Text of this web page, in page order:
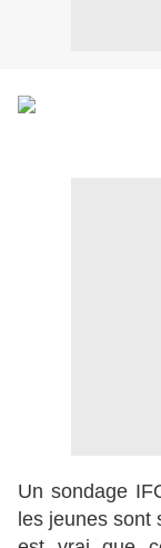
Un sondage
les jeunes sont